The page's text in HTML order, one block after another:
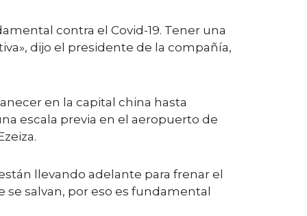
contra el Covid-19. Tener una
dijo el presidente de la compañía,
en la capital china hasta
escala previa en el aeropuerto de
llevando adelante para frenar el
se salvan, por eso es fundamental